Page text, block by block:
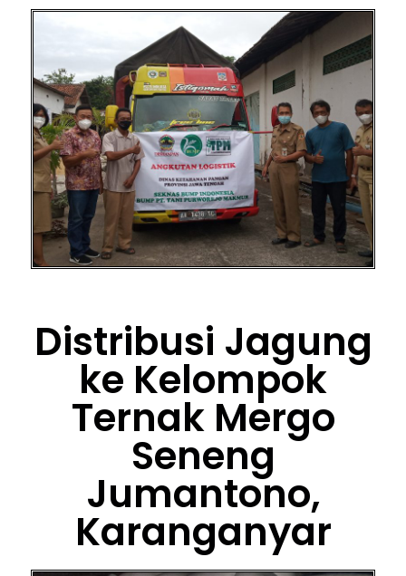
Distribusi Jagung
ke Kelompok
Ternak Mergo
Seneng
Jumantono,
Karanganyar